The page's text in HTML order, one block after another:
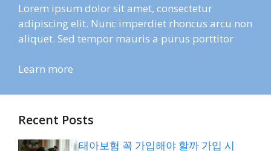
Lorem ipsum dolor sit amet, consectetur
adipiscing elit. Nunc imperdiet rhoncus arcu non
aliquet. Sed tempor mauris a purus porttitor
Learn more
Recent Posts
태아보험 꼭 가입해야 할까 가입 시